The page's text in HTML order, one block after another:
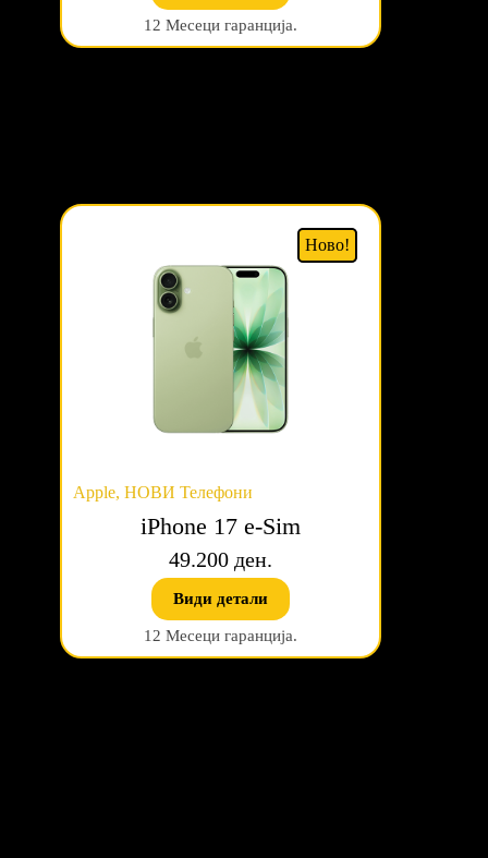
12 Месеци гаранција.
Ново!
Apple, НОВИ Телефони
iPhone 17 e-Sim
49.200 ден.
Види детали
12 Месеци гаранција.